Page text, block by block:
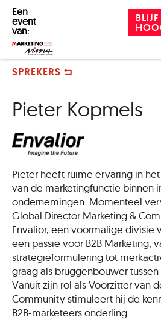
Een
event
van:
SPREKERS
Pieter Kopmels
Pieter heeft ruime ervaring in
van de marketingfunctie binnen
ondernemingen. Momenteel
Global Director Marketing &
Envalior, een voormalige divisie
een passie voor B2B Marketing,
strategieformulering tot
graag als bruggenbouwer tussen
Vanuit zijn rol als Voorzitter van
Community stimuleert hij de
B2B-marketeers onderling.